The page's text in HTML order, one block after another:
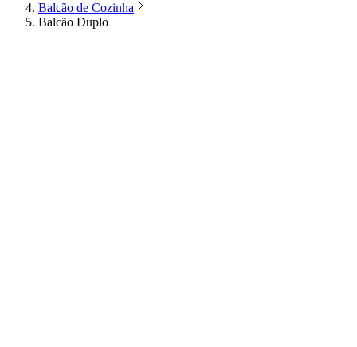
Balcão de Cozinha
Balcão Duplo